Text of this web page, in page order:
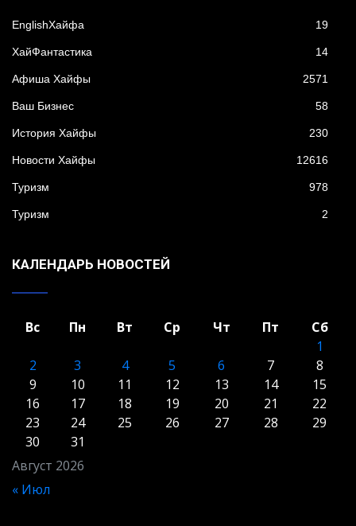
EnglishХайфа 19
XайФантастика 14
Афиша Хайфы 2571
Ваш Бизнес 58
История Хайфы 230
Новости Хайфы 12616
Туризм 978
Туризм 2
КАЛЕНДАРЬ НОВОСТЕЙ
Август 2026
Вс Пн Вт Ср Чт Пт
Сб
1
2
3 4 5 6 7
8
9
10 11 12 13 14
15
16
17 18 19 20 21
22
23
24 25 26 27 28
29
30
31
« Июл